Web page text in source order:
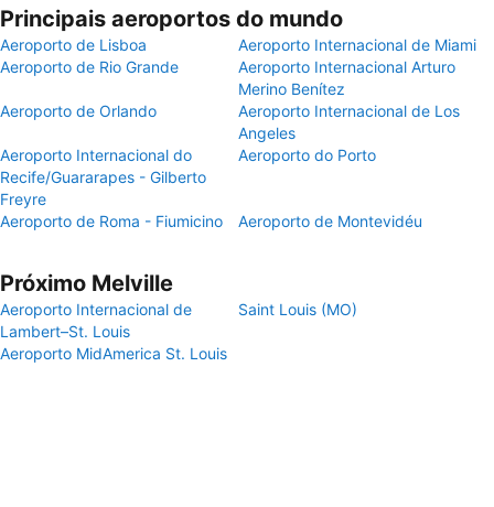
Principais aeroportos do mundo
Aeroporto de Lisboa
Aeroporto Internacional de Miami
Aeroporto de Rio Grande
Aeroporto Internacional Arturo
Merino Benítez
Aeroporto de Orlando
Aeroporto Internacional de Los
Angeles
Aeroporto Internacional do
Recife/Guararapes - Gilberto
Freyre
Aeroporto do Porto
Aeroporto de Roma - Fiumicino Aeroporto de Montevidéu
Próximo Melville
Aeroporto Internacional de
Lambert–St. Louis
Saint Louis (MO)
Aeroporto MidAmerica St. Louis